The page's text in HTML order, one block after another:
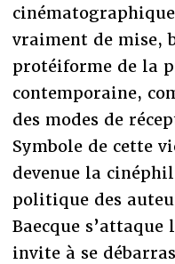
vraiment de mise,
protéiforme de la
contemporaine,
des modes de
Symbole de cette
devenue la
politique des
Baecque
invite à se